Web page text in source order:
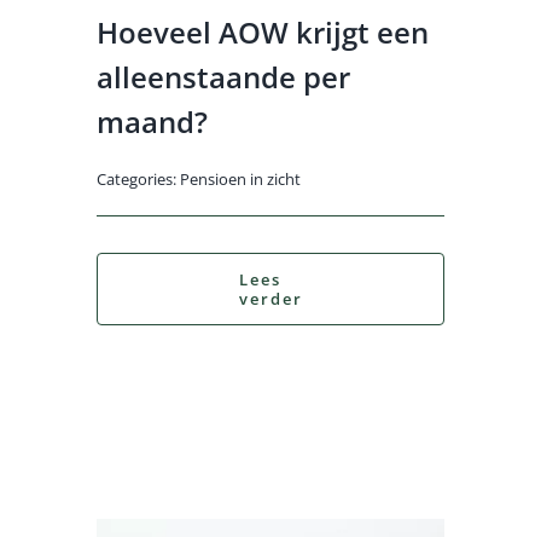
Hoeveel AOW krijgt een
alleenstaande per
maand?
Categories: Pensioen in zicht
Lees
verder